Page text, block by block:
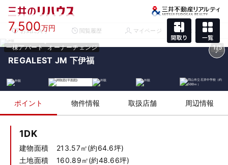
お気に入り 閲覧履歴 マイページ メニュー
一棟アパート オーナーチェンジ 1/5
7,500万円
REGALEST JM 下伊福
ポイント 物件情報 取扱店舗 周辺情報
1DK
建物面積
213.57㎡(約64.6坪)
土地面積
160.89㎡(約48.66坪)